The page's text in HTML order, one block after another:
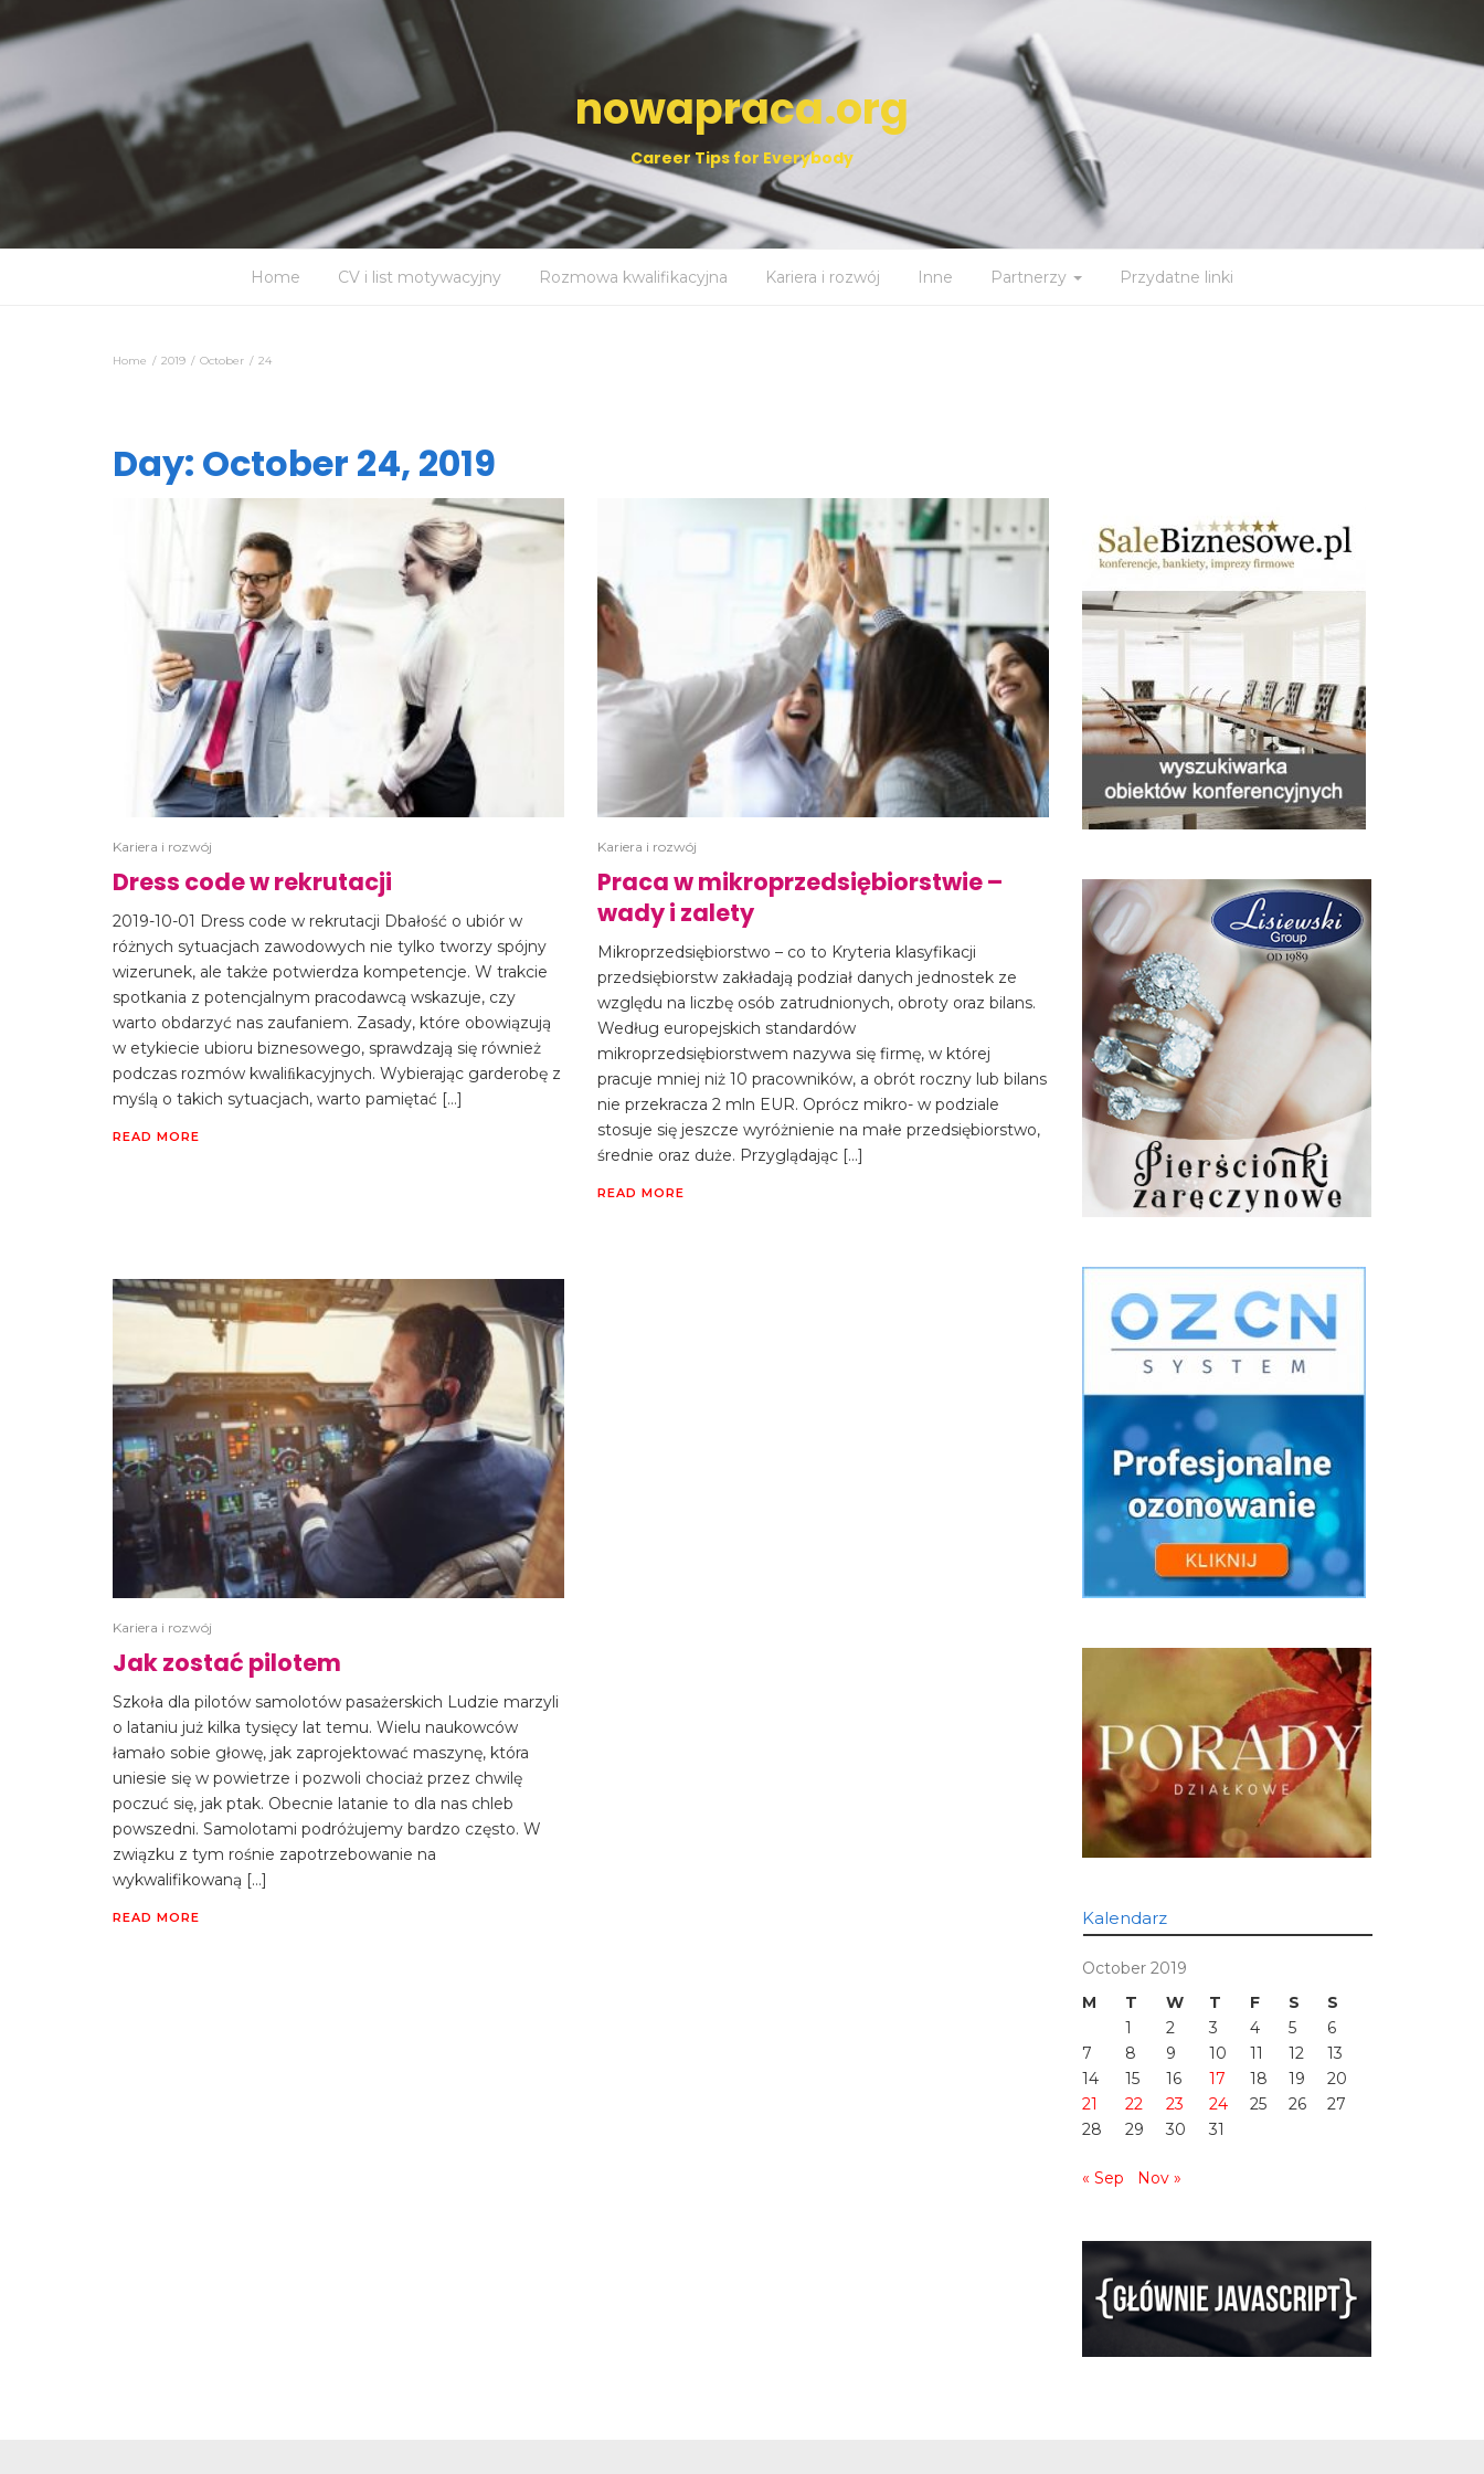
nowapraca.org
Career Tips for Everybody
Home CV i list motywacyjny Rozmowa kwalifikacyjna Kariera i rozwój Inne Partnerzy Przydatne linki
Home 2019 October 24
Day: October 24, 2019
Kariera i rozwój
Dress code w rekrutacji
2019-10-01 Dress code w rekrutacji Dbałość o ubiór w
różnych sytuacjach zawodowych nie tylko tworzy spójny
wizerunek, ale także potwierdza kompetencje. W trakcie
spotkania z potencjalnym pracodawcą wskazuje, czy
warto obdarzyć nas zaufaniem. Zasady, które obowiązują
w etykiecie ubioru biznesowego, sprawdzają się również
podczas rozmów kwaliﬁkacyjnych. Wybierając garderobę z
myślą o takich sytuacjach, warto pamiętać […]
READ MORE
Kariera i rozwój
Praca w mikroprzedsiębiorstwie –
wady i zalety
Mikroprzedsiębiorstwo – co to Kryteria klasyfikacji
przedsiębiorstw zakładają podział danych jednostek ze
względu na liczbę osób zatrudnionych, obroty oraz bilans.
Według europejskich standardów
mikroprzedsiębiorstwem nazywa się firmę, w której
pracuje mniej niż 10 pracowników, a obrót roczny lub bilans
nie przekracza 2 mln EUR. Oprócz mikro- w podziale
stosuje się jeszcze wyróżnienie na małe przedsiębiorstwo,
średnie oraz duże. Przyglądając […]
READ MORE
Kariera i rozwój
Jak zostać pilotem
Szkoła dla pilotów samolotów pasażerskich Ludzie marzyli
o lataniu już kilka tysięcy lat temu. Wielu naukowców
łamało sobie głowę, jak zaprojektować maszynę, która
uniesie się w powietrze i pozwoli chociaż przez chwilę
poczuć się, jak ptak. Obecnie latanie to dla nas chleb
powszedni. Samolotami podróżujemy bardzo często. W
związku z tym rośnie zapotrzebowanie na
wykwalifikowaną […]
READ MORE Kalendarz
October 2019
M
T W T F S
S
1
2 3 4 5
6
7
8 9 10 11 12
13
14
15 16 17 18 19
20
21
22 23 24 25 26
27
28
29 30 31
« Sep Nov »